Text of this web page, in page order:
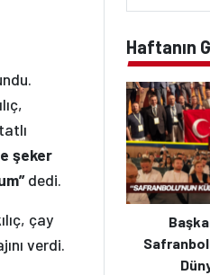
şeker
dedi.
çay
verdi.
Haftanın